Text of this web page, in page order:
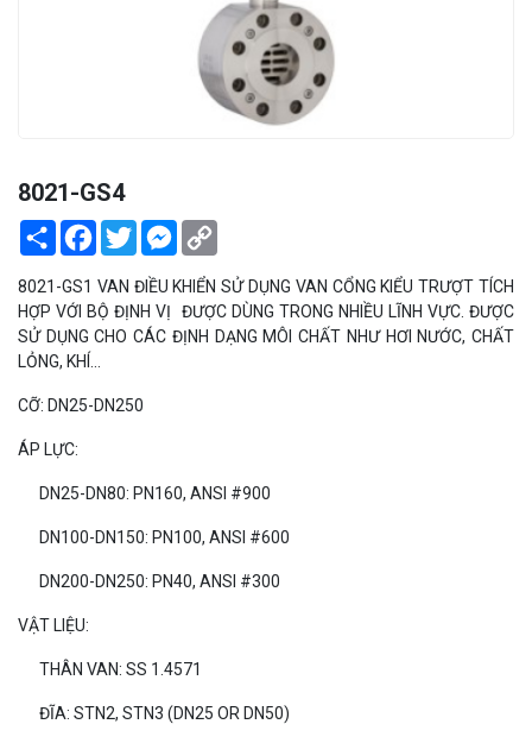
8021-GS4
Share Facebook
TwitterMessenger
8021-GS1 VAN ĐIỀU KHIỂN SỬ DỤNG VAN CỔNG KIỂU TRƯỢT TÍCH
HỢP VỚI BỘ ĐỊNH VỊ ĐƯỢC DÙNG TRONG NHIỀU LĨNH VỰC. ĐƯỢC
SỬ DỤNG CHO CÁC ĐỊNH DẠNG MÔI CHẤT NHƯ HƠI NƯỚC, CHẤT
LỎNG, KHÍ...
CỠ: DN25-DN250
ÁP LỰC:
DN25-DN80: PN160, ANSI #900
DN100-DN150: PN100, ANSI #600
DN200-DN250: PN40, ANSI #300
VẬT LIỆU:
THÂN VAN: SS 1.4571
ĐĨA: STN2, STN3 (DN25 OR DN50)